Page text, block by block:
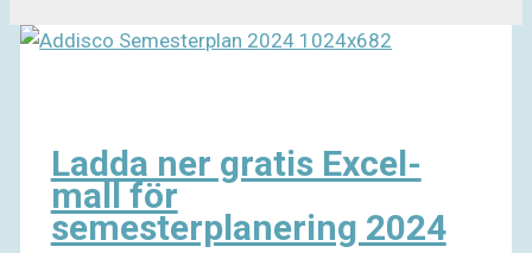
Ladda ner gratis Excel-
mall för
semesterplanering 2024